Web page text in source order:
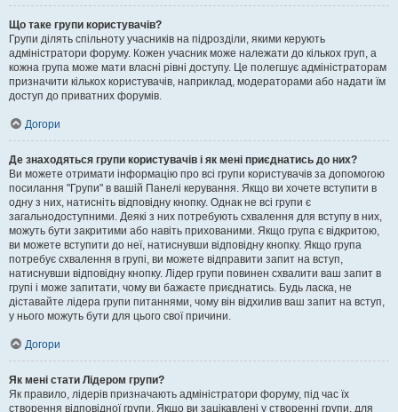
Що таке групи користувачів?
Групи ділять спільноту учасників на підрозділи, якими керують
адміністратори форуму. Кожен учасник може належати до кількох груп, а
кожна група може мати власні рівні доступу. Це полегшує адміністраторам
призначити кількох користувачів, наприклад, модераторами або надати їм
доступ до приватних форумів.
Догори
Де знаходяться групи користувачів і як мені приєднатись до них?
Ви можете отримати інформацію про всі групи користувачів за допомогою
посилання "Групи" в вашій Панелі керування. Якщо ви хочете вступити в
одну з них, натисніть відповідну кнопку. Однак не всі групи є
загальнодоступними. Деякі з них потребують схвалення для вступу в них,
можуть бути закритими або навіть прихованими. Якщо група є відкритою,
ви можете вступити до неї, натиснувши відповідну кнопку. Якщо група
потребує схвалення в групі, ви можете відправити запит на вступ,
натиснувши відповідну кнопку. Лідер групи повинен схвалити ваш запит в
групі і може запитати, чому ви бажаєте приєднатись. Будь ласка, не
діставайте лідера групи питаннями, чому він відхилив ваш запит на вступ,
у нього можуть бути для цього свої причини.
Догори
Як мені стати Лідером групи?
Як правило, лідерів призначають адміністратори форуму, під час їх
створення відповідної групи. Якщо ви зацікавлені у створенні групи, для